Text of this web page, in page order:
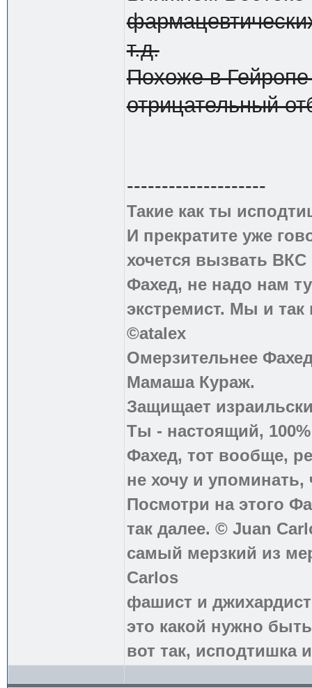
т.д.
Похоже в Гейропе
отрицательный
--------------------
Такие как ты
И прекратите уже
хочется вызвать
Фахед, не надо нам
экстремист. Мы и
©atalex
Омерзительнее
Мамаша Кураж.
Защищает
Ты - настоящий,
Фахед, тот вообще,
не хочу и
Посмотри на этого
так далее. © Juan
самый мерзкий из
Carlos
фашист и
это какой нужно
вот так, исподтишка